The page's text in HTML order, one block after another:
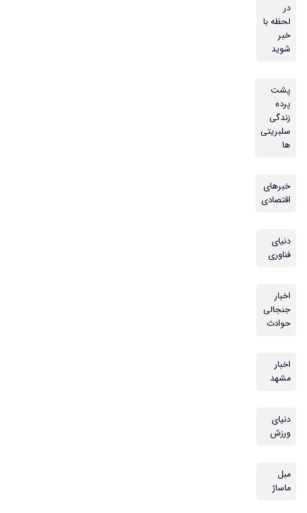
در
لحظه با
خبر
شوید
پشت
پرده
زندگی
سلبریتی
ها
خبرهای
اقتصادی
دنیای
فناوری
اخبار
جنجالی
حوادث
اخبار
مشهد
دنیای
ورزش
مبل
ماساژ